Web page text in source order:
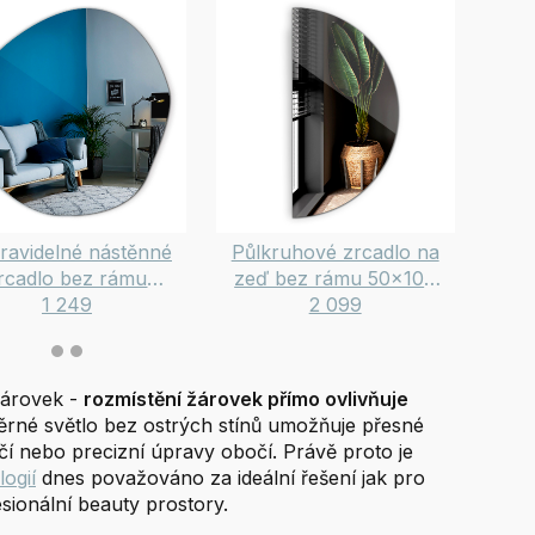
nástěnné
bez rámu
48x48 cm
1 249
Půlkruhové zrcadlo na
zeď bez rámu 50x100
cm
2 099
- rozmístění žárovek přímo ovlivňuje
světlo bez ostrých stínů umožňuje přesné
nebo precizní úpravy obočí. Právě proto je
dnes považováno za ideální řešení jak pro
beauty prostory.